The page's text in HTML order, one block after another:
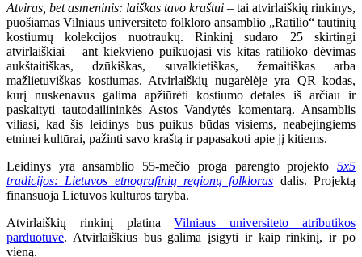
Atviras, bet asmeninis: laiškas tavo kraštui – tai atvirlaiškių rinkinys,
puošiamas Vilniaus universiteto folkloro ansamblio „Ratilio“ tautinių
kostiumų kolekcijos nuotraukų. Rinkinį sudaro 25 skirtingi
atvirlaiškiai – ant kiekvieno puikuojasi vis kitas ratilioko dėvimas
aukštaitiškas, dzūkiškas, suvalkietiškas, žemaitiškas arba
mažlietuviškas kostiumas. Atvirlaiškių nugarėlėje yra QR kodas,
kurį nuskenavus galima apžiūrėti kostiumo detales iš arčiau ir
paskaityti tautodailininkės Astos Vandytės komentarą. Ansamblis
viliasi, kad šis leidinys bus puikus būdas visiems, neabejingiems
etninei kultūrai, pažinti savo kraštą ir papasakoti apie jį kitiems.
Leidinys yra ansamblio 55-mečio proga parengto projekto 5x5
tradicijos: Lietuvos etnografinių regionų folkloras dalis. Projektą
finansuoja Lietuvos kultūros taryba.
Atvirlaiškių rinkinį platinaVilniaus universiteto atributikos
parduotuvė. Atvirlaiškius bus galima įsigyti ir kaip rinkinį, ir po
vieną.